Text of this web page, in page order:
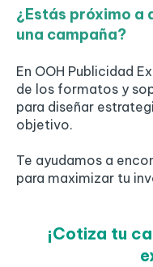
¿Estás próximo a
una campaña?
En OOH Publicidad
de los formatos y
para diseñar
objetivo.
Te ayudamos a
para maximizar tu
¡Cotiza tu